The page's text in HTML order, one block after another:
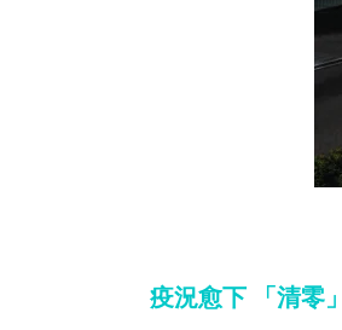
疫況愈下 「清零